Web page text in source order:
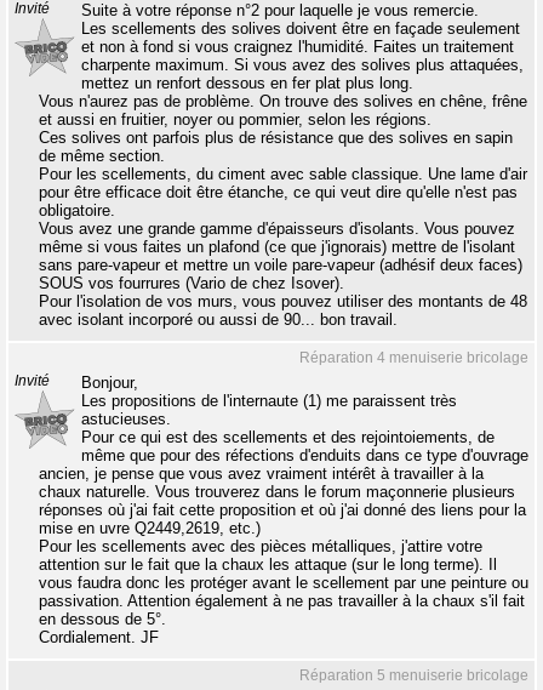
Invité
Suite à votre réponse n°2 pour laquelle je vous remercie.
Les scellements des solives doivent être en façade seulement
et non à fond si vous craignez l'humidité. Faites un traitement
charpente maximum. Si vous avez des solives plus attaquées,
mettez un renfort dessous en fer plat plus long.
Vous n'aurez pas de problème. On trouve des solives en chêne, frêne
et aussi en fruitier, noyer ou pommier, selon les régions.
Ces solives ont parfois plus de résistance que des solives en sapin
de même section.
Pour les scellements, du ciment avec sable classique. Une lame d'air
pour être efficace doit être étanche, ce qui veut dire qu'elle n'est pas
obligatoire.
Vous avez une grande gamme d'épaisseurs d'isolants. Vous pouvez
même si vous faites un plafond (ce que j'ignorais) mettre de l'isolant
sans pare-vapeur et mettre un voile pare-vapeur (adhésif deux faces)
SOUS vos fourrures (Vario de chez Isover).
Pour l'isolation de vos murs, vous pouvez utiliser des montants de 48
avec isolant incorporé ou aussi de 90... bon travail.
Réparation 4 menuiserie bricolage
Invité
Bonjour,
Les propositions de l'internaute (1) me paraissent très
astucieuses.
Pour ce qui est des scellements et des rejointoiements, de
même que pour des réfections d'enduits dans ce type d'ouvrage
ancien, je pense que vous avez vraiment intérêt à travailler à la
chaux naturelle. Vous trouverez dans le forum maçonnerie plusieurs
réponses où j'ai fait cette proposition et où j'ai donné des liens pour la
mise en uvre Q2449,2619, etc.)
Pour les scellements avec des pièces métalliques, j'attire votre
attention sur le fait que la chaux les attaque (sur le long terme). Il
vous faudra donc les protéger avant le scellement par une peinture ou
passivation. Attention également à ne pas travailler à la chaux s'il fait
en dessous de 5°.
Cordialement. JF
Réparation 5 menuiserie bricolage